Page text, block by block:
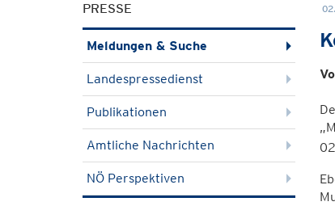
PRESSE
Meldungen & Suche
Landespressedienst
Publikationen
Amtliche Nachrichten
NÖ Perspektiven